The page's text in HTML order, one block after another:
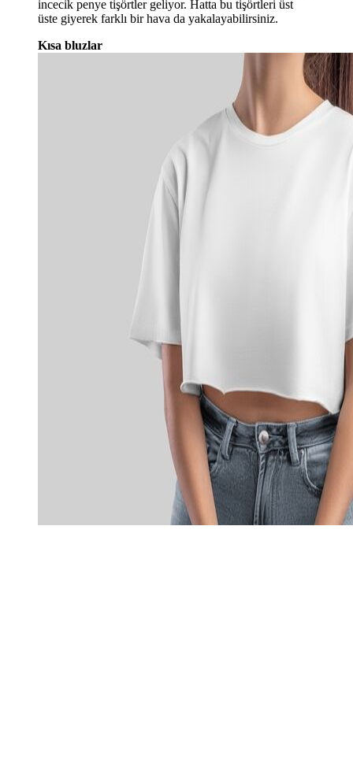
incecik penye tişörtler geliyor. Hatta bu tişörtleri üst
üste giyerek farklı bir hava da yakalayabilirsiniz.
Kısa bluzlar